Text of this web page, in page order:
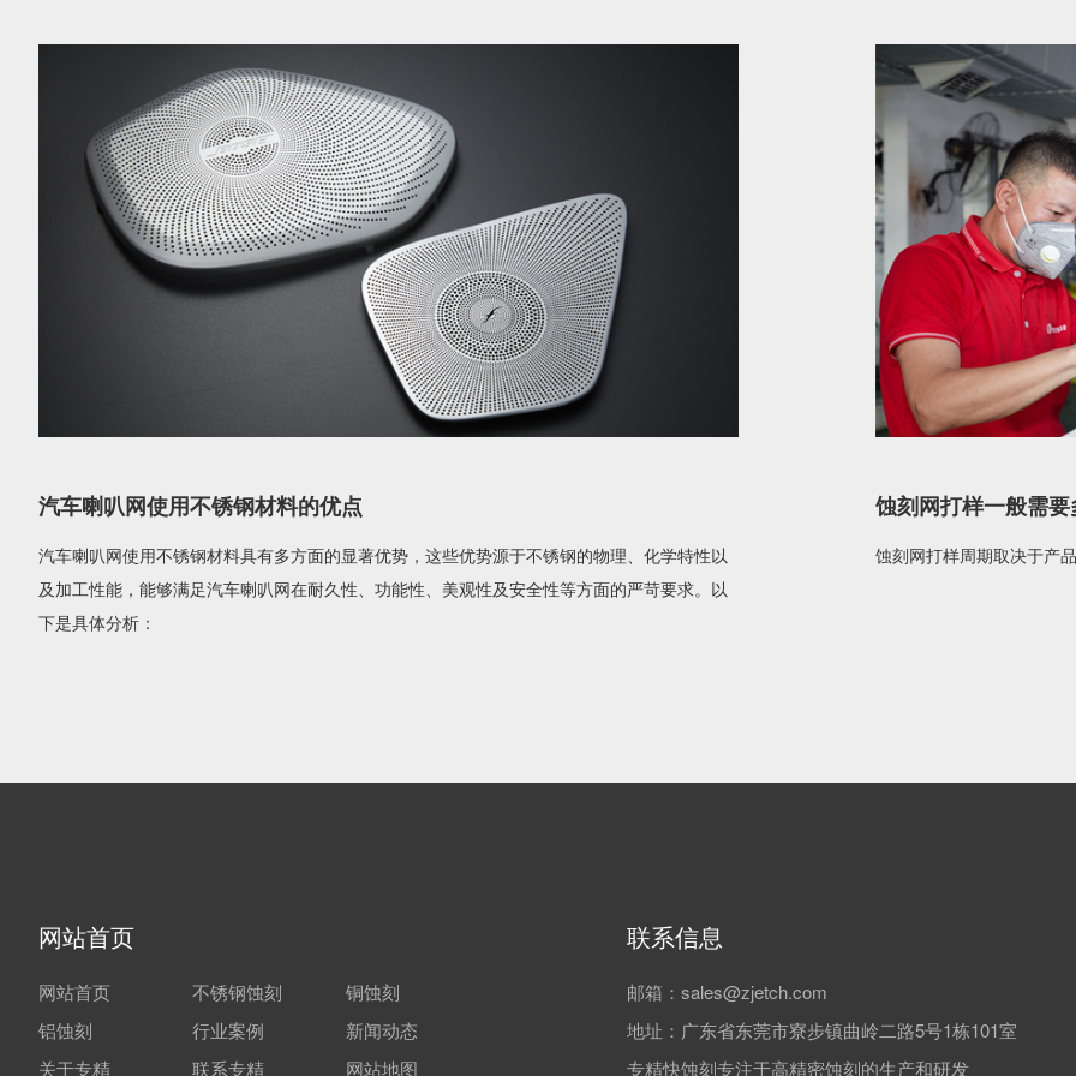
汽车喇叭网使用不锈钢材料的优点
汽车喇叭网使用不锈钢材料具有多方面的显著优势，这些优势源于不锈钢的物理、化学特性以
及加工性能，能够满足汽车喇叭网在耐久性、功能性、美观性及安全性等方面的严苛要求。以
下是具体分析：
蚀刻网打样一般需
蚀刻网打样周期取决于产
网站首页
网站首页 不锈钢蚀刻
铜蚀刻
铝蚀刻
行业案例
新闻动态
关于专精
联系专精 网站地图
联系信息
邮箱：sales@zjetch.com
地址：广东省东莞市寮步镇曲岭二路5号1栋101室
专精快蚀刻专注于高精密蚀刻的生产和研发